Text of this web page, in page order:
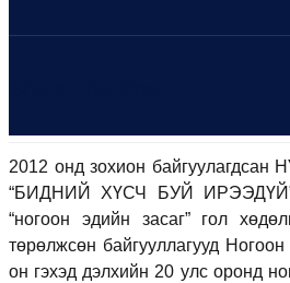
2012 онд зохион байгуулагдсан
“БИДНИЙ ХҮСЧ БУЙ ИРЭЭДҮЙ”
“ногоон эдийн засаг” гол
төрөлжсөн байгууллагууд
он гэхэд дэлхийн 20 улс оронд